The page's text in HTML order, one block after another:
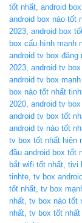
tốt nhất android
android box nào tốt
2023 android box
box cấu hình mạnh
android tv box đáng
2023 android tv
android tv box
box nào tốt nhất
2020 android tv
android tv box tốt
android tv nào tốt
tv box tốt nhất hiện
đầu android box tốt
bắt wifi tốt nhất tivi
tinhte tv box
tốt nhất tv box
nhất tv box nào tốt
nhất tv box tốt nhất